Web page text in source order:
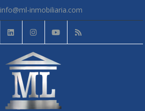
info@ml-inmobiliaria.com